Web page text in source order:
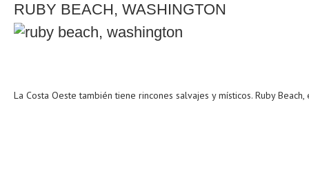
RUBY BEACH, WASHINGTON
La Costa Oeste también tiene rincones salvajes y místicos. Ruby